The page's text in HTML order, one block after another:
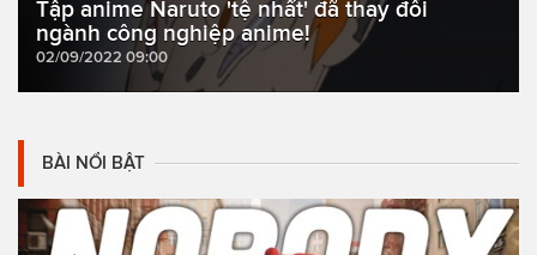
Tập anime Naruto 'tệ nhất' đã thay đổi
ngành công nghiệp anime!
02/09/2022 09:00
BÀI NỔI BẬT